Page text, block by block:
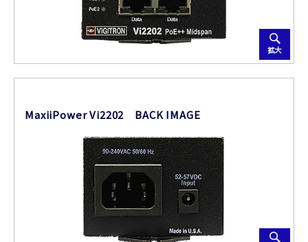
拡大
MaxiiPower Vi2202 BACK IMAGE